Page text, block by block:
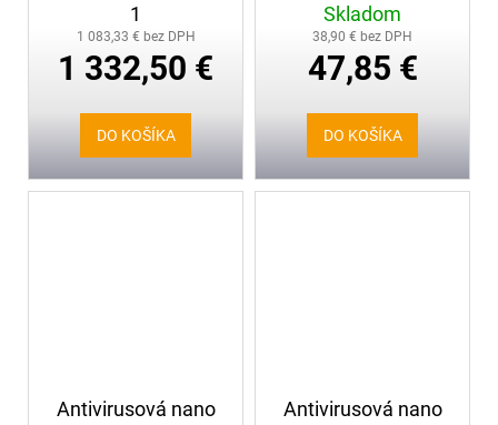
ZENITH, maska
OptiPro a oceľová
fľaša
1
1 083,33 € bez DPH
1 332,50 €
DO KOŠÍKA
čierna
Skladom
38,90 € bez DPH
47,85 €
DO KOŠÍKA
Antivirusová nano
Antivirusová nano